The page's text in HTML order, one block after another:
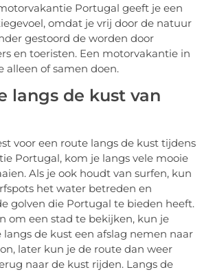
Portugal geeft je een
omdat je vrij door de natuur
gestoord de worden door
en toeristen. Een motorvakantie in
alleen of samen doen.
langs de kust van
voor een route langs de kust tijdens
Portugal, kom je langs vele mooie
Als je ook houdt van surfen, kun
het water betreden en
golven die Portugal te bieden heeft.
om een stad te bekijken, kun je
de kust een afslag nemen naar
later kun je de route dan weer
naar de kust rijden. Langs de